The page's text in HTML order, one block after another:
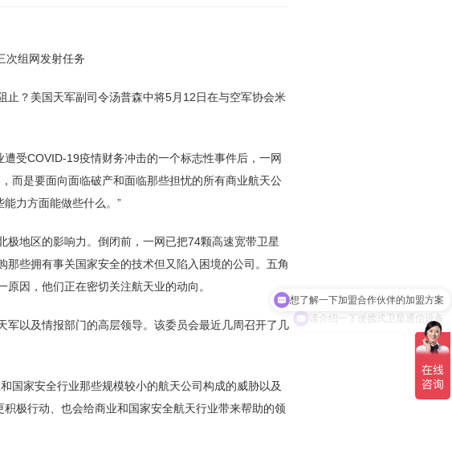
次组网发射任务
而是要面向面临破产和面临那些担忧的所有商业航天公
力方面能做些什么。”
些拥有事关国家安全的技术但又陷入困境的公司。五角
因，他们正在密切关注航天业的动向。
极行动、也会给商业和国家安全航天行业带来帮助的领
请介绍一下便携式卫星通信设备